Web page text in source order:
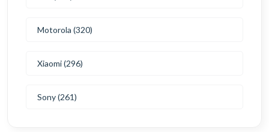
Motorola (320)
Xiaomi (296)
Sony (261)